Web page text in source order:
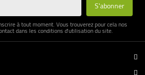
à tout moment. Vous trouverez pour cela nos
dans les conditions d'utilisation du site.